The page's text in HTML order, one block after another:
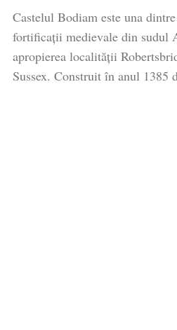
Castelul Bodiam este una
fortificații medievale din sudul
apropierea localității
Sussex. Construit în anul 1385